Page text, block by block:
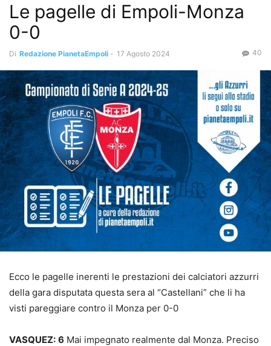
Le pagelle di Empoli-Monza
0-0
Di Redazione PianetaEmpoli - 17 Agosto 2024 40
Ecco le pagelle inerenti le prestazioni dei calciatori azzurri
della gara disputata questa sera al “Castellani” che li ha
visti pareggiare contro il Monza per 0-0
VASQUEZ: 6 Mai impegnato realmente dal Monza. Preciso